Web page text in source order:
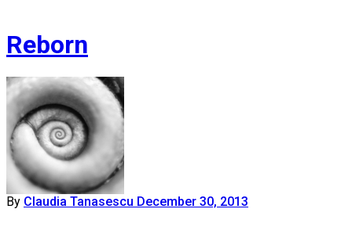
Reborn
By Claudia Tanasescu December 30, 2013